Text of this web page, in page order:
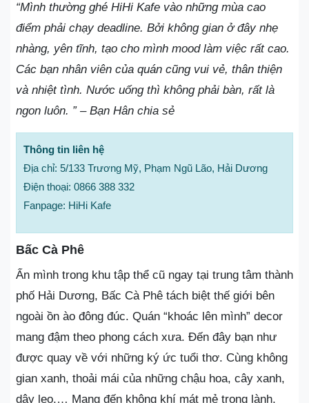
“Mình thường ghé HiHi Kafe vào những mùa cao
điểm phải chạy deadline. Bởi không gian ở đây nhẹ
nhàng, yên tĩnh, tạo cho mình mood làm việc rất cao.
Các bạn nhân viên của quán cũng vui vẻ, thân thiện
và nhiệt tình. Nước uống thì không phải bàn, rất là
ngon luôn. ” – Bạn Hân chia sẻ
Thông tin liên hệ
Địa chỉ: 5/133 Trương Mỹ, Phạm Ngũ Lão, Hải Dương
Điện thoại: 0866 388 332
Fanpage: HiHi Kafe
Bấc Cà Phê
Ẩn mình trong khu tập thể cũ ngay tại trung tâm thành
phố Hải Dương, Bấc Cà Phê tách biệt thế giới bên
ngoài ồn ào đông đúc. Quán “khoác lên mình” decor
mang đậm theo phong cách xưa. Đến đây bạn như
được quay về với những ký ức tuổi thơ. Cùng không
gian xanh, thoải mái của những chậu hoa, cây xanh,
dây leo,… Mang đến không khí mát mẻ trong lành,